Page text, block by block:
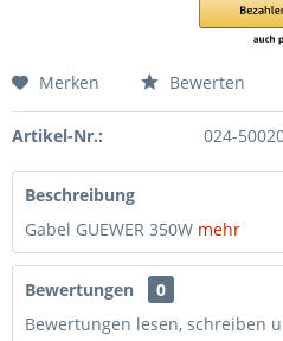
Merken Bewerten
Artikel-Nr.: 024-
Beschreibung
Gabel GUEWER 350W mehr
Bewertungen
0
Bewertungen lesen, schreiben